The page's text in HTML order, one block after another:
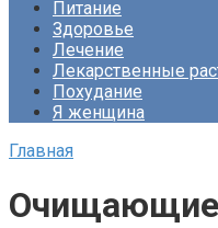
Питание
Здоровье
Лечение
Лекарственные
Похудание
Я женщина
Главная